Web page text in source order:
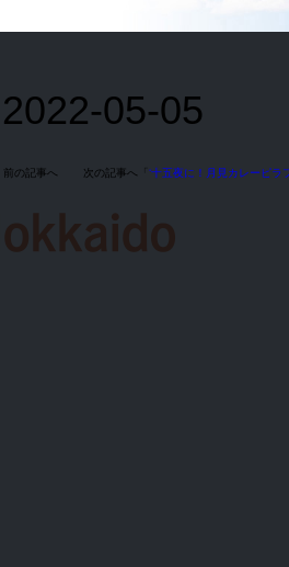
2022-05-05
前の記事へ 次の記事へ「 ‘十五夜に！月見カレーピラ